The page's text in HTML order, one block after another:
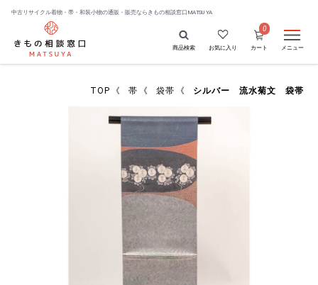
中古リサイクル着物・帯・和装小物の通販・販売なら きもの相談窓口MATSUYA
商品検索 お気に入り
0
カート メニュー
TOP 《 帯 《 袋帯 《 シルバー 流水菊文 袋帯